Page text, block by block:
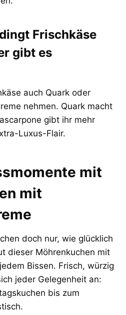
Frischkäse
gibt es
auch Quark oder
nehmen. Quark macht
gibt ihr mehr
Luxus-Flair.
mit
mit
doch nur, wie glücklich
dieser Möhrenkuchen mit
Bissen. Frisch, würzig
jeder Gelegenheit an:
bis zum